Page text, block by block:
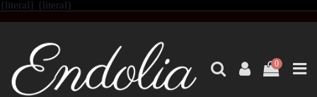
{literal} {literal}
0